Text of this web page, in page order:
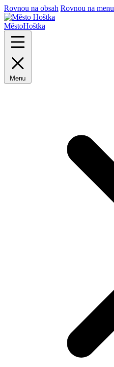
Rovnou na obsah Rovnou na menu
MěstoHoštka
Menu